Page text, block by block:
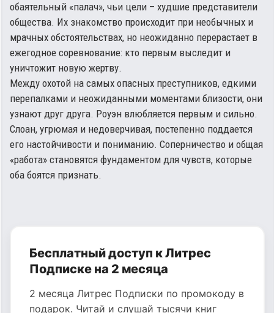
обаятельный «палач», чьи цели – худшие представители
общества. Их знакомство происходит при необычных и
мрачных обстоятельствах, но неожиданно перерастает в
ежегодное соревнование: кто первым выследит и
уничтожит новую жертву.
Между охотой на самых опасных преступников, едкими
перепалками и неожиданными моментами близости, они
узнают друг друга. Роуэн влюбляется первым и сильно.
Слоан, угрюмая и недоверчивая, постепенно поддается
его настойчивости и пониманию. Соперничество и общая
«работа» становятся фундаментом для чувств, которые
оба боятся признать.
Бесплатный доступ к Литрес
Подписке на 2 месяца
2 месяца Литрес Подписки по промокоду в
подарок. Читай и слушай тысячи книг